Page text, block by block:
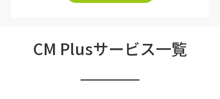
CM Plusサービス一覧